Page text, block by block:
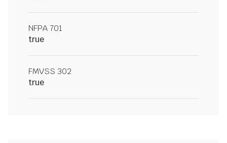
NFPA 701
true
FMVSS 302
true